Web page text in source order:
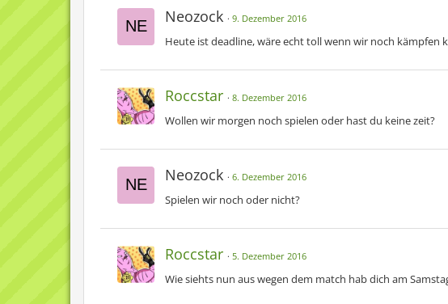
Neozock 9. Dezember 2016
Heute ist deadline, wäre echt toll wenn wir noch kämpfen
Roccstar 8. Dezember 2016
Wollen wir morgen noch spielen oder hast du keine zeit?
Neozock 6. Dezember 2016
Spielen wir noch oder nicht?
Roccstar 5. Dezember 2016
Wie siehts nun aus wegen dem match hab dich am